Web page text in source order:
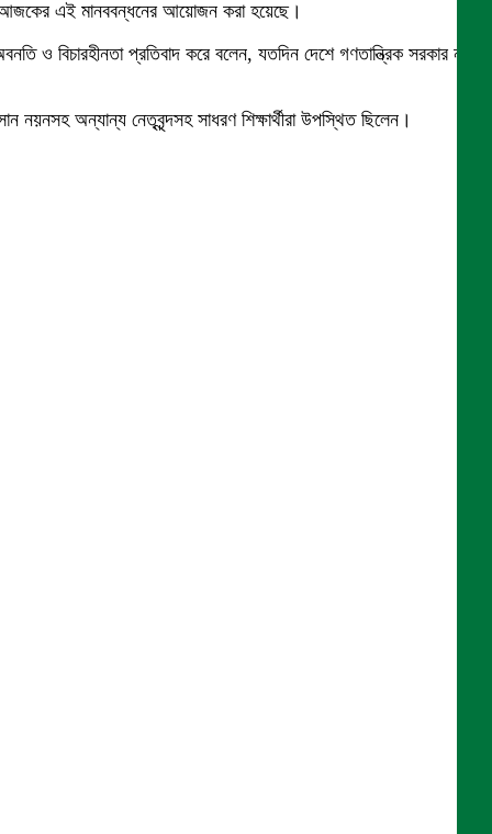
আজকের এই মানববন্ধনের আয়োজন করা হয়েছে।
ও বিচারহীনতা প্রতিবাদ করে বলেন, যতদিন দেশে গণতান্ত্রিক সরকার না
অন্যান্য নেতৃবৃন্দসহ সাধরণ শিক্ষার্থীরা উপস্থিত ছিলেন।